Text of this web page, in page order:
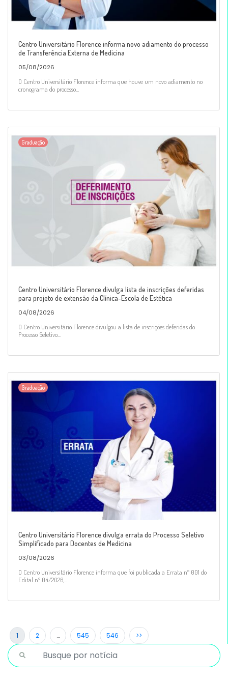
Centro Universitário Florence informa novo adiamento do processo
de Transferência Externa de Medicina
05/08/2026
O Centro Universitário Florence informa que houve um novo adiamento no
cronograma do processo...
Graduação
Centro Universitário Florence divulga lista de inscrições deferidas
para projeto de extensão da Clínica-Escola de Estética
04/08/2026
O Centro Universitário Florence divulgou a lista de inscrições deferidas do
Processo Seletivo...
Graduação
Centro Universitário Florence divulga errata do Processo Seletivo
Simplificado para Docentes de Medicina
03/08/2026
O Centro Universitário Florence informa que foi publicada a Errata nº 001 do
Edital nº 04/2026,...
1 2 … 545 546 >>